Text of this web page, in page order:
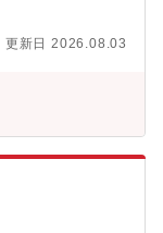
顧客体験（CX）
ポジションでは、
導入まで推進・
携しながら、デ
期待していま
改善へ取組み
る方法の開発と
・運営プロセス
業務における課
顧客満足度向上
に資する情報提
特定し、それら
更新日 2026.08.03